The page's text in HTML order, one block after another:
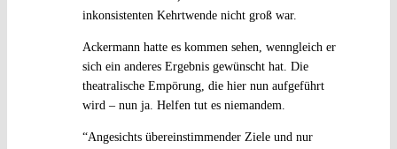
inkonsistenten Kehrtwende nicht groß war.
Ackermann hatte es kommen sehen, wenngleich er
sich ein anderes Ergebnis gewünscht hat. Die
theatralische Empörung, die hier nun aufgeführt
wird – nun ja. Helfen tut es niemandem.
“Angesichts übereinstimmender Ziele und nur